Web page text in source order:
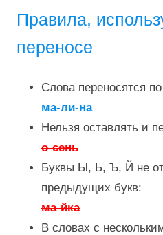
Правила,
переносе
Слова переносятся
ма-ли-на
Нельзя оставлять и
о-сень
Буквы Ы, Ь, Ъ, Й не
предыдущих букв:
ма-йка
В словах с